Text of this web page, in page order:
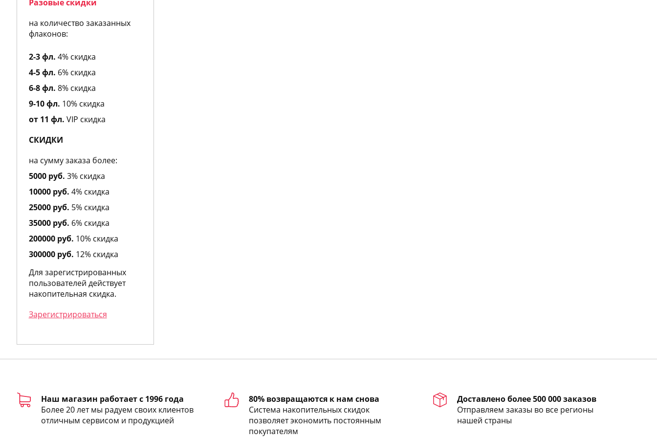
Al Hamatt
Al Jazeera
Alain Delon
Albert Nipon
Alberta Feretti
Alessandro Dell Acqua
Alexa Lixfeld
Alexander McQueen
Alexandre J
Alfred Dunhill
Alfred Sung
Alviero Martini
Alyson Oldoini
Amouage
Amzan
Andre d`Archer
Andrea Maack
Andree Putman
Andy Roddick
Angel Schlesser
Angry Birds
Anna Sui
Anne Fontaine
Annick Goutal
Antonia`s Flowers
Antonio Banderas
Antonio Fusco
Antonio Puig
Aramis
Ariana Grande
Armand Basi
Разовые скидки
на количество заказанных
флаконов:
2-3 фл. 4% скидка
4-5 фл. 6% скидка
6-8 фл. 8% скидка
9-10 фл. 10% скидка
от 11 фл. VIP скидка
СКИДКИ
на сумму заказа более:
5000 руб. 3% скидка
10000 руб. 4% скидка
25000 руб. 5% скидка
35000 руб. 6% скидка
200000 руб. 10% скидка
300000 руб. 12% скидка
Для зарегистрированных
пользователей действует
накопительная скидка.
Зарегистрироваться
Наш магазин работает с 1996 года
Более 20 лет мы радуем своих клиентов
отличным сервисом и продукцией
80% возвращаются к нам снова
Система накопительных скидок
позволяет экономить постоянным
покупателям
Доставлено более 500 000 заказов
Отправляем заказы во все регионы
нашей страны